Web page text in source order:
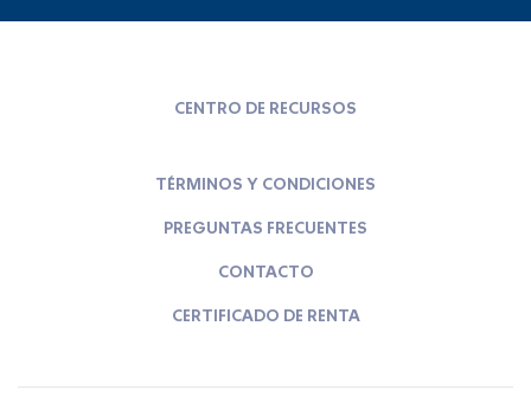
CENTRO DE RECURSOS
TÉRMINOS Y CONDICIONES
PREGUNTAS FRECUENTES
CONTACTO
CERTIFICADO DE RENTA